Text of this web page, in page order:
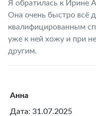
Я обратилась к Ирине
Она очень быстро всё
квалифицированным
уже к ней хожу и при
другим.
Анна
Дата: 31.07.2025